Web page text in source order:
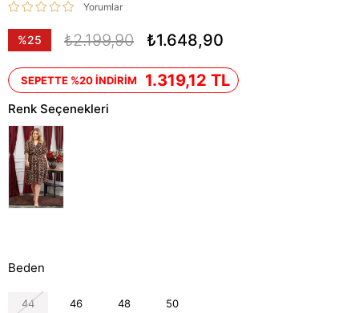
Yorumlar
%25
₺2.199,90 ₺1.648,90
SEPETTE %20 İNDİRİM 1.319,12 TL
Renk Seçenekleri
Beden
44 46 48 50